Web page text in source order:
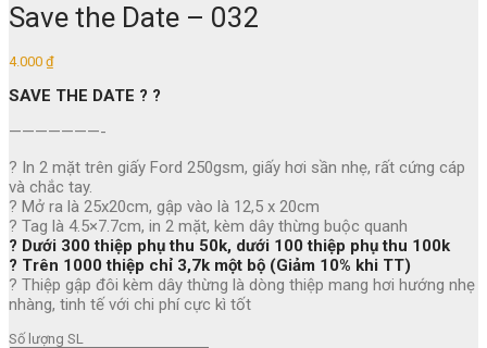
Save the Date – 032
4.000 ₫
SAVE THE DATE ? ?
———————-
? In 2 mặt trên giấy Ford 250gsm, giấy hơi sần nhẹ, rất cứng cáp
và chắc tay.
? Mở ra là 25x20cm, gập vào là 12,5 x 20cm
? Tag là 4.5×7.7cm, in 2 mặt, kèm dây thừng buộc quanh
? Dưới 300 thiệp phụ thu 50k, dưới 100 thiệp phụ thu 100k
? Trên 1000 thiệp chỉ 3,7k một bộ (Giảm 10% khi TT)
? Thiệp gập đôi kèm dây thừng là dòng thiệp mang hơi hướng nhẹ
nhàng, tinh tế với chi phí cực kì tốt
Số lượng SL